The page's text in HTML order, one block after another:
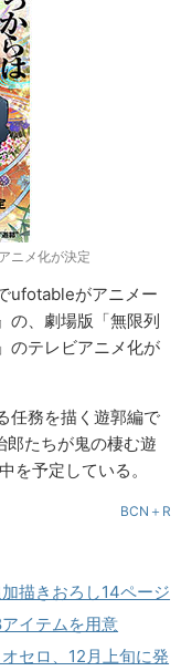
ニメ化が決定
ufotableがアニメー
の、劇場版「無限列
のテレビアニメ化が
任務を描く遊郭編で
郎たちが鬼の棲む遊
を予定している。
BCN＋R
描きおろし14ページ
イテムを用意
セロ、12月上旬に発